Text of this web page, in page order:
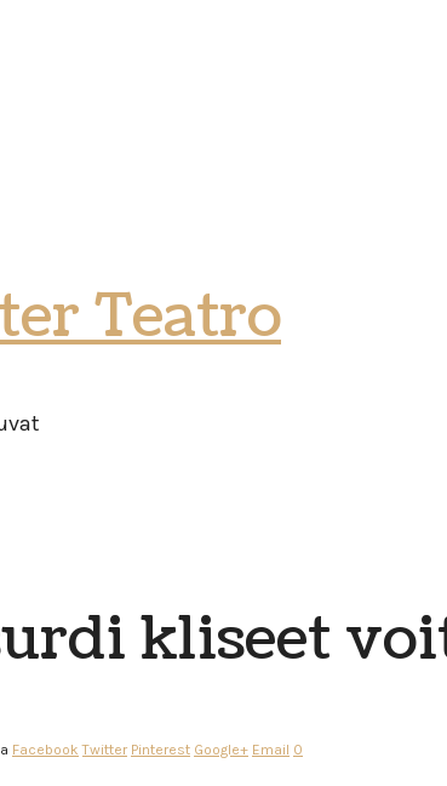
kliseet
Facebook Twitter Pinterest Google+ Email 0